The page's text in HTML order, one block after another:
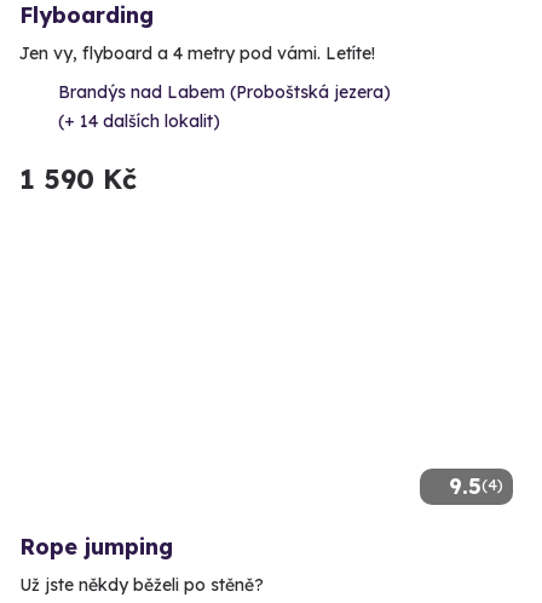
Flyboarding
Jen vy, flyboard a 4 metry pod vámi. Letíte!
Brandýs nad Labem (Proboštská jezera)
(+ 14 dalších lokalit)
1 590 Kč
9.5(4)
Rope jumping
Už jste někdy běželi po stěně?